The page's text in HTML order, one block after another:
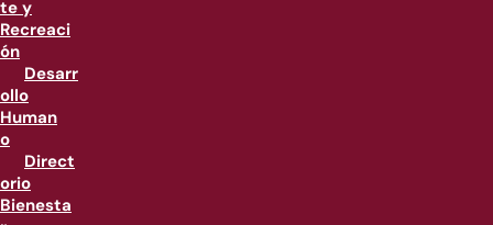
te y
Recreaci
ón
Desarr
ollo
Human
o
Direct
orio
Bienesta